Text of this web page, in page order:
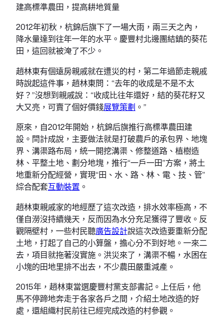
建高標準農田，提高耕地質量
2012年初秋，杭錦后旗下了一場大雨，兩三天之內，
降水量達到往年一年的水平。慶豐村北邊團結鎮的葵花
田，這回就被淹了不少。
趙林東有個遠房親戚就在遭災的村，第二年過節走親戚
時說起這件事，趙林東問：“去年的收成是不是不太
好？”沒想到親戚說：“收成比往年還好，結的葵花籽又
大又亮，可賣了個好價錢展覽策劃 。”
原來，自2012年開始，杭錦后旗推行高標準農田建
設。閆計成說，主要做法就是打破農戶的承包界、地塊
界、溝渠路布局，統一開挖溝渠、修整道路、植樹造
林、平整土地、劃分地塊，推行“一戶一田”方案，將土
地重新分配經營，實現“田、水、路、林、電、技、管”
綜合配套互動裝置 。
趙林東親戚家的地經歷了這次改造，排水效率極高，不
僅自澇沒持續幾天，反而因為水分充足獲得了豐收。反
觀隔壁村，一些村民聽廣告設計說這次改造要重新分配
土地，打起了自己的小算盤，擔心分不到好地。一來二
去，項目就拖著沒實施。洪災來了，溝渠不暢，水困在
小塊的田地里排不出去，不少農田嚴重減產。
2015年，趙林東當選慶豐村黨支部書記。上任后，他
馬不停蹄地奔走于各家各戶之間，介紹土地改造的好
處，還組織村民前往已經完成改造的村參觀。